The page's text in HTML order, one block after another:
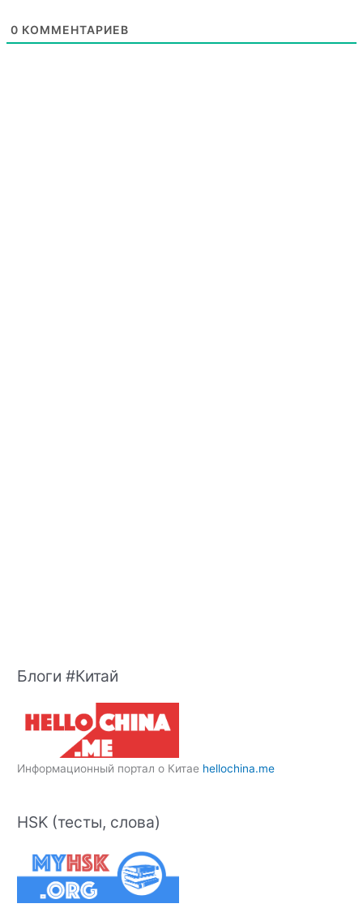
0 КОММЕНТАРИЕВ
Блоги #Китай
Информационный портал о Китае hellochina.me
HSK (тесты, слова)